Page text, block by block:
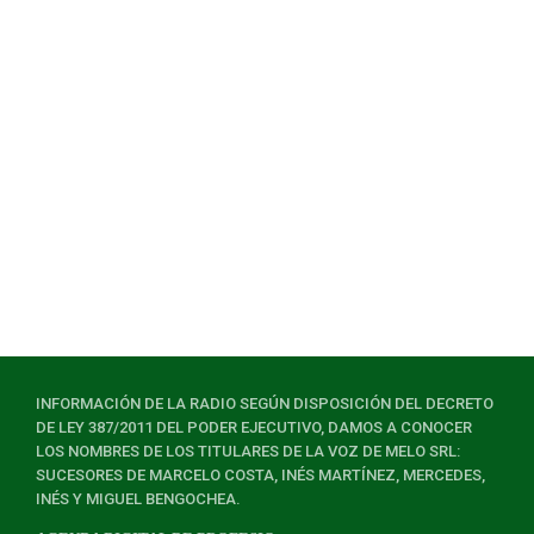
INFORMACIÓN DE LA RADIO SEGÚN DISPOSICIÓN DEL DECRETO
DE LEY 387/2011 DEL PODER EJECUTIVO, DAMOS A CONOCER
LOS NOMBRES DE LOS TITULARES DE LA VOZ DE MELO SRL:
SUCESORES DE MARCELO COSTA, INÉS MARTÍNEZ, MERCEDES,
INÉS Y MIGUEL BENGOCHEA.